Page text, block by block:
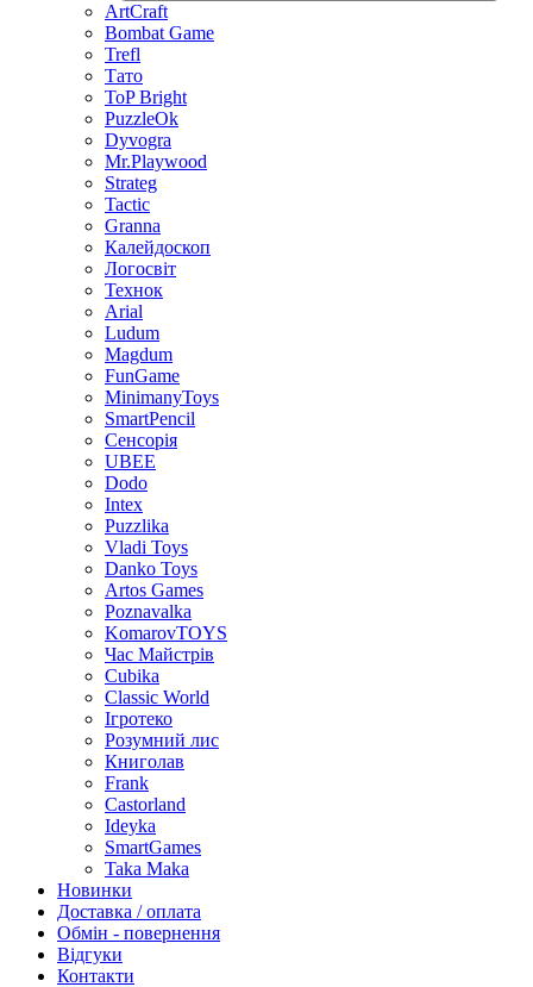
ArtCraft
Bombat Game
Trefl
Тато
ToP Bright
PuzzleOk
Dyvogra
Mr.Playwood
Strateg
Tactic
Granna
Калейдоскоп
Логосвіт
Технок
Arial
Ludum
Magdum
FunGame
MinimanyToys
SmartPencil
Сенсорія
UBEE
Dodo
Intex
Puzzlika
Vladi Toys
Danko Toys
Artos Games
Poznavalka
KomarovTOYS
Час Майстрів
Cubika
Classic World
Ігротеко
Розумний лис
Книголав
Frank
Castorland
Ideyka
SmartGames
Taka Maka
Новинки
Доставка / оплата
Обмін - повернення
Відгуки
Контакти